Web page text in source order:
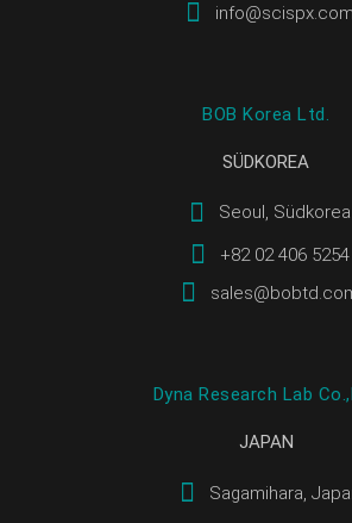
info@scispx.com
BOB Korea Ltd.
SÜDKOREA
Seoul, Südkorea
+82 02 406 5254
Dyna Research Lab
JAPAN
Sagamihara,